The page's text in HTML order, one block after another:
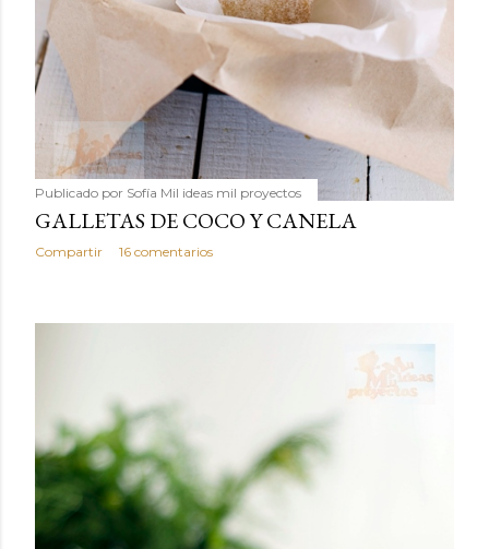
Publicado por Sofía Mil ideas mil proyectos
GALLETAS DE COCO Y CANELA
Compartir 16 comentarios